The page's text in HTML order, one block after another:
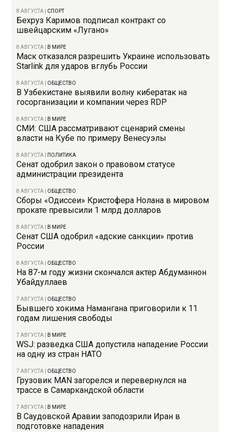
8 АВГУСТА СПОРТ
Бехруз Каримов подписал контракт со
швейцарским «Лугано»
8 АВГУСТА В МИРЕ
Маск отказался разрешить Украине использовать
Starlink для ударов вглубь России
8 АВГУСТА ОБЩЕСТВО
В Узбекистане выявили волну кибератак на
госорганизации и компании через RDP
8 АВГУСТА В МИРЕ
СМИ: США рассматривают сценарий смены
власти на Кубе по примеру Венесуэлы
8 АВГУСТА ПОЛИТИКА
Сенат одобрил закон о правовом статусе
администрации президента
8 АВГУСТА ОБЩЕСТВО
Сборы «Одиссеи» Кристофера Нолана в мировом
прокате превысили 1 млрд долларов
8 АВГУСТА В МИРЕ
Сенат США одобрил «адские санкции» против
России
8 АВГУСТА ОБЩЕСТВО
На 87-м году жизни скончался актер Абдуманнон
Убайдуллаев
7 АВГУСТА ОБЩЕСТВО
Бывшего хокима Намангана приговорили к 11
годам лишения свободы
7 АВГУСТА В МИРЕ
WSJ: разведка США допустила нападение России
на одну из стран НАТО
7 АВГУСТА ОБЩЕСТВО
Грузовик MAN загорелся и перевернулся на
трассе в Самаркандской области
7 АВГУСТА В МИРЕ
В Саудовской Аравии заподозрили Иран в
подготовке нападения